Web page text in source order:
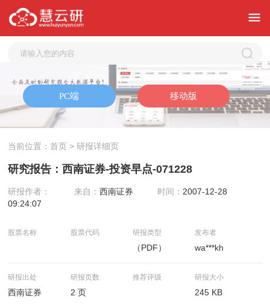
当前位置：首页 > 研报详细页
研究报告：西南证券-投资早点-071228
研报作者： 来自：西南证券 时间： 2007-12-28
09:24:07
股票名称 股票代码 研报类型
（PDF）
发布者
wa***kh
研报出处
西南证券
研报页数
2 页
推荐评级 研报大小
245 KB